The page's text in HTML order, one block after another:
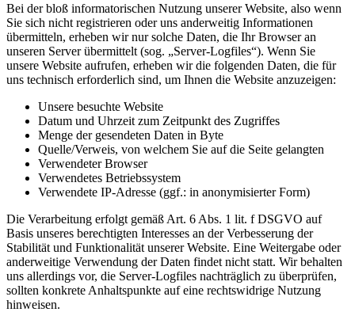
Bei der bloß informatorischen Nutzung unserer Website, also wenn
Sie sich nicht registrieren oder uns anderweitig Informationen
übermitteln, erheben wir nur solche Daten, die Ihr Browser an
unseren Server übermittelt (sog. „Server-Logfiles“). Wenn Sie
unsere Website aufrufen, erheben wir die folgenden Daten, die für
uns technisch erforderlich sind, um Ihnen die Website anzuzeigen:
Unsere besuchte Website
Datum und Uhrzeit zum Zeitpunkt des Zugriffes
Menge der gesendeten Daten in Byte
Quelle/Verweis, von welchem Sie auf die Seite gelangten
Verwendeter Browser
Verwendetes Betriebssystem
Verwendete IP-Adresse (ggf.: in anonymisierter Form)
Die Verarbeitung erfolgt gemäß Art. 6 Abs. 1 lit. f DSGVO auf
Basis unseres berechtigten Interesses an der Verbesserung der
Stabilität und Funktionalität unserer Website. Eine Weitergabe oder
anderweitige Verwendung der Daten findet nicht statt. Wir behalten
uns allerdings vor, die Server-Logfiles nachträglich zu überprüfen,
sollten konkrete Anhaltspunkte auf eine rechtswidrige Nutzung
hinweisen.